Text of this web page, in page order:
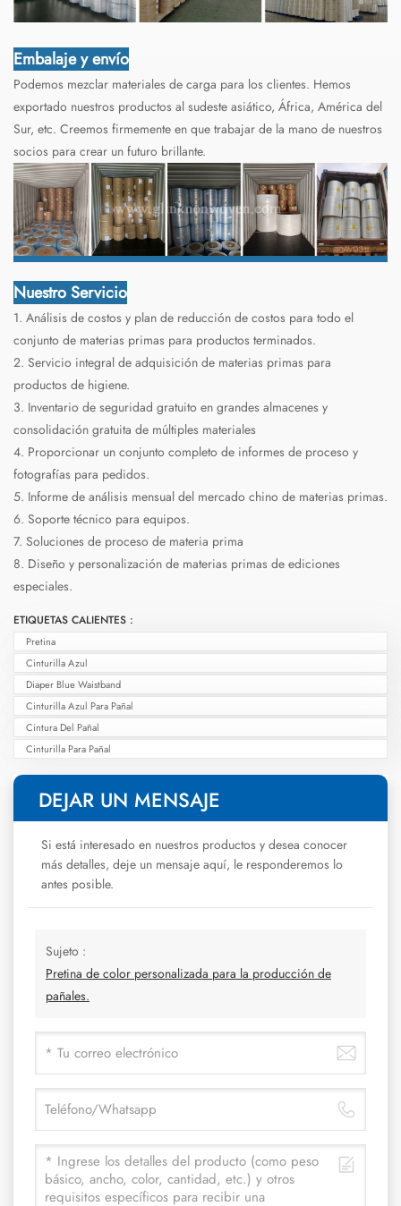
Embalaje y envío
Podemos mezclar materiales de carga para los clientes. Hemos
exportado nuestros productos al sudeste asiático, África, América del
Sur, etc. Creemos firmemente en que trabajar de la mano de nuestros
socios para crear un futuro brillante.
Nuestro Servicio
1. Análisis de costos y plan de reducción de costos para todo el
conjunto de materias primas para productos terminados.
2. Servicio integral de adquisición de materias primas para
productos de higiene.
3. Inventario de seguridad gratuito en grandes almacenes y
consolidación gratuita de múltiples materiales
4. Proporcionar un conjunto completo de informes de proceso y
fotografías para pedidos.
5. Informe de análisis mensual del mercado chino de materias primas.
6. Soporte técnico para equipos.
7. Soluciones de proceso de materia prima
8. Diseño y personalización de materias primas de ediciones
especiales.
ETIQUETAS CALIENTES :
Pretina
Cinturilla Azul
Diaper Blue Waistband
Cinturilla Azul Para Pañal
Cintura Del Pañal
Cinturilla Para Pañal
DEJAR UN MENSAJE
Si está interesado en nuestros productos y desea conocer
más detalles, deje un mensaje aquí, le responderemos lo
antes posible.
Sujeto :
Pretina de color personalizada para la producción de
pañales.